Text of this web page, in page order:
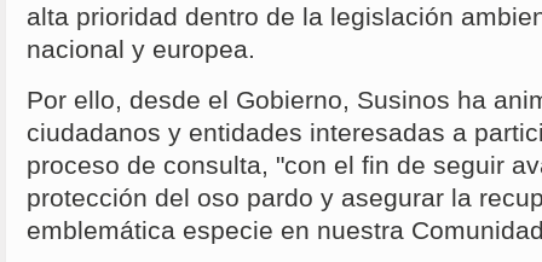
alta prioridad dentro de la legislación
nacional y europea.
Por ello, desde el Gobierno, Susinos ha
ciudadanos y entidades interesadas a
proceso de consulta, "con el fin de seguir
protección del oso pardo y asegurar la
emblemática especie en nuestra